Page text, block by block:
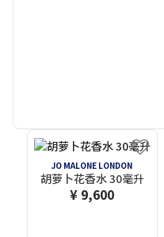
JO MALONE LONDON
胡萝卜花香水 30毫升
¥ 9,600